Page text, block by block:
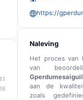
https://
Naleving
Het proces van
van
aan de
zoals